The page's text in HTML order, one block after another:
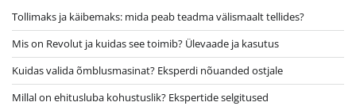
Tollimaks ja käibemaks: mida peab teadma välismaalt tellides?
Mis on Revolut ja kuidas see toimib? Ülevaade ja kasutus
Kuidas valida õmblusmasinat? Eksperdi nõuanded ostjale
Millal on ehitusluba kohustuslik? Ekspertide selgitused